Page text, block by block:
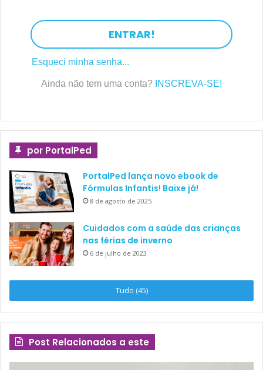
ENTRAR!
Esqueci minha senha...
Ainda não tem uma conta? INSCREVA-SE!
por PortalPed
PortalPed lança novo ebook de
Fórmulas Infantis! Baixe já!
8 de agosto de 2025
Cuidados com a saúde das crianças
nas férias de inverno
6 de julho de 2023
Tudo (45)
Post Relacionados a este